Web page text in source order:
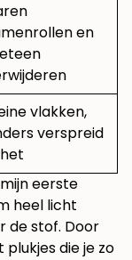
en
vlakken,
verspreid
eerste
heel licht
de stof. Door
die je zo